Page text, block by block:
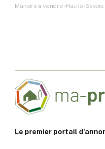
Manoirs à vendre - Haute-Savoie
Le premier portail